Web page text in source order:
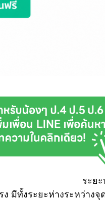
ระย
ง มีทั้งระยะห่างระหว่าง